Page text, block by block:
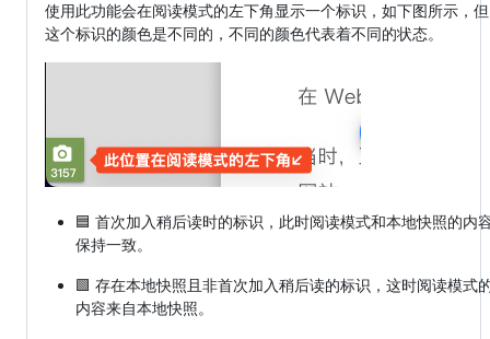
使用此功能会在阅读模式的左下角显示一个标识，如下图所示，但
这个标识的颜色是不同的，不同的颜色代表着不同的状态。
🟦 首次加入稍后读时的标识，此时阅读模式和本地快照的内
保持一致。
🟩 存在本地快照且非首次加入稍后读的标识，这时阅读模式
内容来自本地快照。